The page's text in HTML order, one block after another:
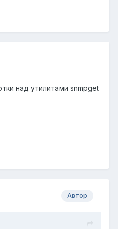
над утилитами snmpget
Автор